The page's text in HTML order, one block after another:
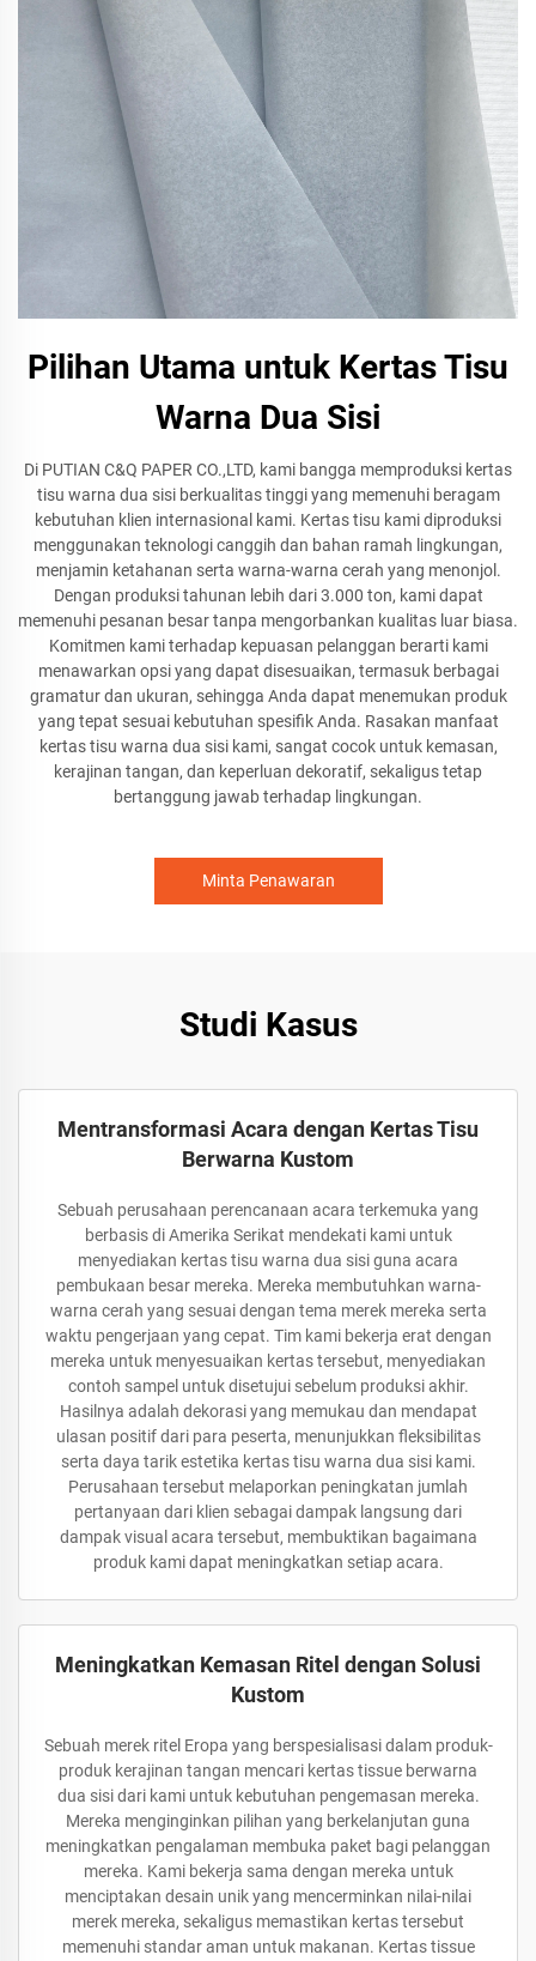
Pilihan Utama untuk Kertas Tisu
Warna Dua Sisi
Di PUTIAN C&Q PAPER CO.,LTD, kami bangga memproduksi kertas
tisu warna dua sisi berkualitas tinggi yang memenuhi beragam
kebutuhan klien internasional kami. Kertas tisu kami diproduksi
menggunakan teknologi canggih dan bahan ramah lingkungan,
menjamin ketahanan serta warna-warna cerah yang menonjol.
Dengan produksi tahunan lebih dari 3.000 ton, kami dapat
memenuhi pesanan besar tanpa mengorbankan kualitas luar biasa.
Komitmen kami terhadap kepuasan pelanggan berarti kami
menawarkan opsi yang dapat disesuaikan, termasuk berbagai
gramatur dan ukuran, sehingga Anda dapat menemukan produk
yang tepat sesuai kebutuhan spesifik Anda. Rasakan manfaat
kertas tisu warna dua sisi kami, sangat cocok untuk kemasan,
kerajinan tangan, dan keperluan dekoratif, sekaligus tetap
bertanggung jawab terhadap lingkungan.
Minta Penawaran
Studi Kasus
Mentransformasi Acara dengan Kertas Tisu
Berwarna Kustom
Sebuah perusahaan perencanaan acara terkemuka yang
berbasis di Amerika Serikat mendekati kami untuk
menyediakan kertas tisu warna dua sisi guna acara
pembukaan besar mereka. Mereka membutuhkan warna-
warna cerah yang sesuai dengan tema merek mereka serta
waktu pengerjaan yang cepat. Tim kami bekerja erat dengan
mereka untuk menyesuaikan kertas tersebut, menyediakan
contoh sampel untuk disetujui sebelum produksi akhir.
Hasilnya adalah dekorasi yang memukau dan mendapat
ulasan positif dari para peserta, menunjukkan fleksibilitas
serta daya tarik estetika kertas tisu warna dua sisi kami.
Perusahaan tersebut melaporkan peningkatan jumlah
pertanyaan dari klien sebagai dampak langsung dari
dampak visual acara tersebut, membuktikan bagaimana
produk kami dapat meningkatkan setiap acara.
Meningkatkan Kemasan Ritel dengan Solusi
Kustom
Sebuah merek ritel Eropa yang berspesialisasi dalam produk-
produk kerajinan tangan mencari kertas tissue berwarna
dua sisi dari kami untuk kebutuhan pengemasan mereka.
Mereka menginginkan pilihan yang berkelanjutan guna
meningkatkan pengalaman membuka paket bagi pelanggan
mereka. Kami bekerja sama dengan mereka untuk
menciptakan desain unik yang mencerminkan nilai-nilai
merek mereka, sekaligus memastikan kertas tersebut
memenuhi standar aman untuk makanan. Kertas tissue